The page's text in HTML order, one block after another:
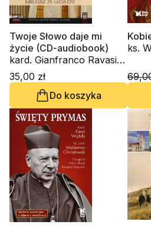
Twoje Słowo daje mi
życie (CD-audiobook)
kard. Gianfranco Ravasi,
kardynał Grzegorz Ryś,
Amedeo Cencini FdCC, ks.
Waldemar Chrostowski,
Innocenzo Gargano
OSBCam., Danuta
Piekarz, Marko Ivan
Rupnik SJ
35,00 zł
Do koszyka
ks.